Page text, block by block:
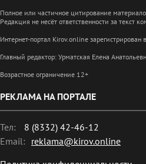
Полное или частичное цитирование
Редакция не несёт ответственности за текст
Интернет-портал Kirov.online
Главный редактор: Урматская Елена
Возрастное ограничение 12+
РЕКЛАМА НА ПОРТАЛЕ
Тел:
8 (8332) 42-46-12
Email: reklama@kirov.online